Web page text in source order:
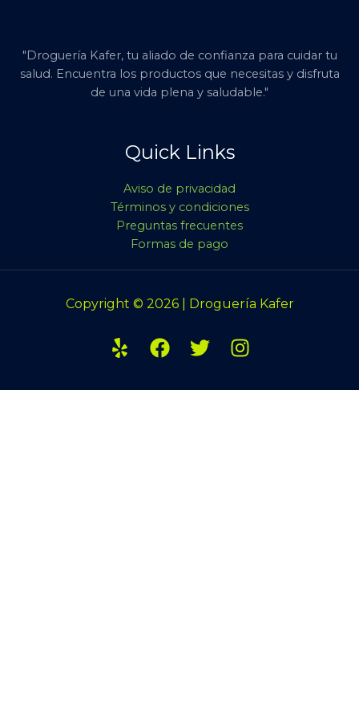
"Droguería Kafer, tu aliado de confianza para cuidar tu
salud. Encuentra los productos que necesitas y disfruta
de una vida plena y saludable."
Quick Links
Aviso de privacidad
Términos y condiciones
Preguntas frecuentes
Formas de pago
Copyright © 2026 | Droguería Kafer